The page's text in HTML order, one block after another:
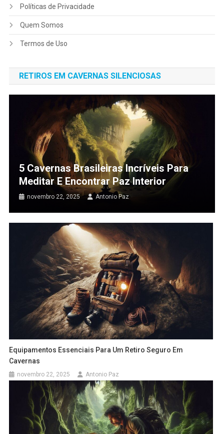
Políticas de Privacidade
Quem Somos
Termos de Uso
RETIROS EM CAVERNAS SILENCIOSAS
5 Cavernas Brasileiras Incríveis Para
Meditar E Encontrar Paz Interior
novembro 22, 2025 Antonio Paz
Equipamentos Essenciais Para Um Retiro Seguro Em
Cavernas
novembro 22, 2025 Antonio Paz